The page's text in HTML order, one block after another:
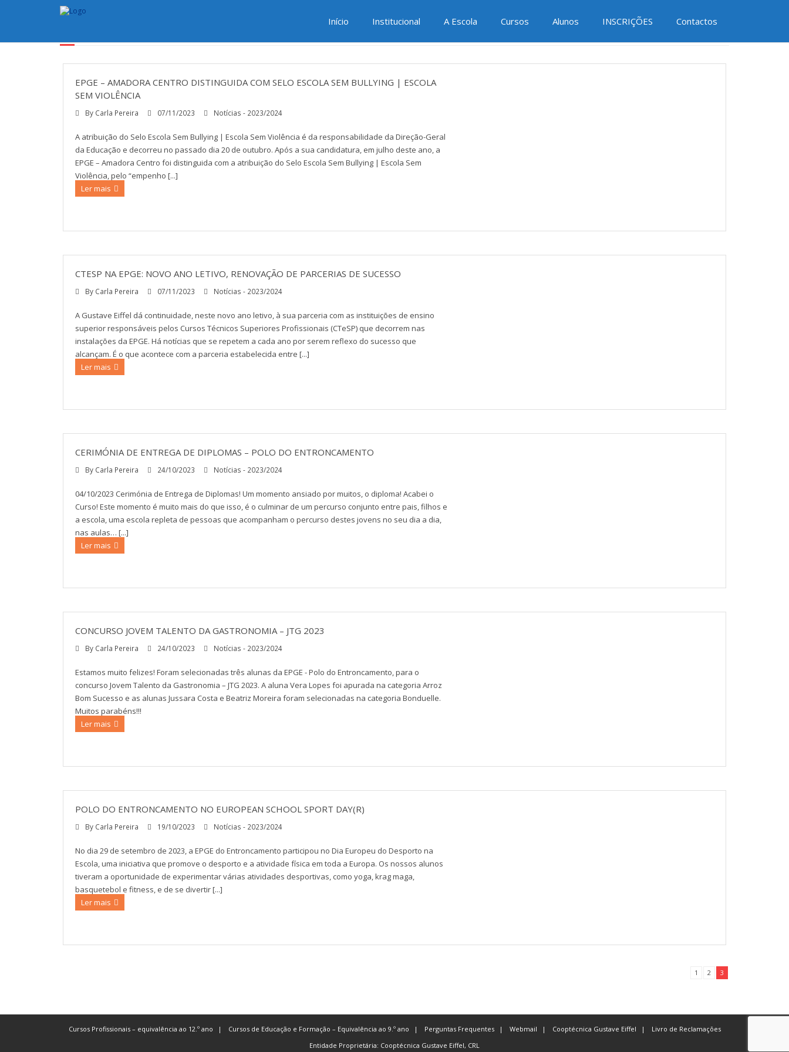
Início Institucional A Escola Cursos Alunos INSCRIÇÕES Contactos
NOTÍCIAS – 2023/2024
EPGE – AMADORA CENTRO DISTINGUIDA COM SELO ESCOLA SEM BULLYING | ESCOLA
SEM VIOLÊNCIA
By Carla Pereira 07/11/2023 Notícias - 2023/2024
A atribuição do Selo Escola Sem Bullying | Escola Sem Violência é da responsabilidade da Direção-Geral
da Educação e decorreu no passado dia 20 de outubro. Após a sua candidatura, em julho deste ano, a
EPGE – Amadora Centro foi distinguida com a atribuição do Selo Escola Sem Bullying | Escola Sem
Violência, pelo “empenho [...]
Ler mais
CTESP NA EPGE: NOVO ANO LETIVO, RENOVAÇÃO DE PARCERIAS DE SUCESSO
By Carla Pereira 07/11/2023 Notícias - 2023/2024
A Gustave Eiffel dá continuidade, neste novo ano letivo, à sua parceria com as instituições de ensino
superior responsáveis pelos Cursos Técnicos Superiores Profissionais (CTeSP) que decorrem nas
instalações da EPGE. Há notícias que se repetem a cada ano por serem reflexo do sucesso que
alcançam. É o que acontece com a parceria estabelecida entre [...]
Ler mais
CERIMÓNIA DE ENTREGA DE DIPLOMAS – POLO DO ENTRONCAMENTO
By Carla Pereira 24/10/2023 Notícias - 2023/2024
04/10/2023 Cerimónia de Entrega de Diplomas! Um momento ansiado por muitos, o diploma! Acabei o
Curso! Este momento é muito mais do que isso, é o culminar de um percurso conjunto entre pais, filhos e
a escola, uma escola repleta de pessoas que acompanham o percurso destes jovens no seu dia a dia,
nas aulas… [...]
Ler mais
CONCURSO JOVEM TALENTO DA GASTRONOMIA – JTG 2023
By Carla Pereira 24/10/2023 Notícias - 2023/2024
Estamos muito felizes! Foram selecionadas três alunas da EPGE - Polo do Entroncamento, para o
concurso Jovem Talento da Gastronomia – JTG 2023. A aluna Vera Lopes foi apurada na categoria Arroz
Bom Sucesso e as alunas Jussara Costa e Beatriz Moreira foram selecionadas na categoria Bonduelle.
Muitos parabéns!!!
Ler mais
POLO DO ENTRONCAMENTO NO EUROPEAN SCHOOL SPORT DAY(R)
By Carla Pereira 19/10/2023 Notícias - 2023/2024
No dia 29 de setembro de 2023, a EPGE do Entroncamento participou no Dia Europeu do Desporto na
Escola, uma iniciativa que promove o desporto e a atividade física em toda a Europa. Os nossos alunos
tiveram a oportunidade de experimentar várias atividades desportivas, como yoga, krag maga,
basquetebol e fitness, e de se divertir [...]
Ler mais
1 2 3
Cursos Profissionais – equivalência ao 12.º ano Cursos de Educação e Formação – Equivalência ao 9.º ano Perguntas Frequentes Webmail Cooptécnica Gustave Eiffel
Livro de Reclamações
Entidade Proprietária: Cooptécnica Gustave Eiffel, CRL